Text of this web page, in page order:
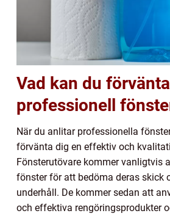
Vad kan du
professionell
När du anlitar professionella
förvänta dig en effektiv och
Fönsterutövare kommer vanligtvis
fönster för att bedöma deras skick
underhåll. De kommer sedan att
och effektiva rengöringsprodukter